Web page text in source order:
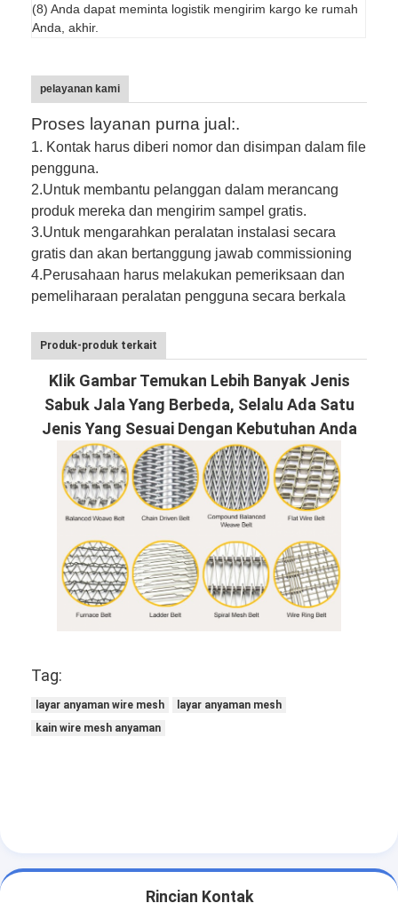
(8) Anda dapat meminta logistik mengirim kargo ke rumah
Anda, akhir.
pelayanan kami
Proses layanan purna jual:.
1. Kontak harus diberi nomor dan disimpan dalam file
pengguna.
2.Untuk membantu pelanggan dalam merancang
produk mereka dan mengirim sampel gratis.
3.Untuk mengarahkan peralatan instalasi secara
gratis dan akan bertanggung jawab commissioning
4.Perusahaan harus melakukan pemeriksaan dan
pemeliharaan peralatan pengguna secara berkala
Produk-produk terkait
Klik Gambar Temukan Lebih Banyak Jenis
Sabuk Jala Yang Berbeda, Selalu Ada Satu
Jenis Yang Sesuai Dengan Kebutuhan Anda
Tag:
layar anyaman wire mesh
layar anyaman mesh
kain wire mesh anyaman
Rincian Kontak